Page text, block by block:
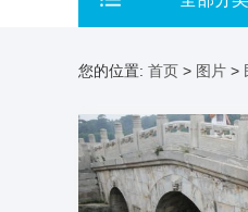
您的位置: 首页 > 图片 >